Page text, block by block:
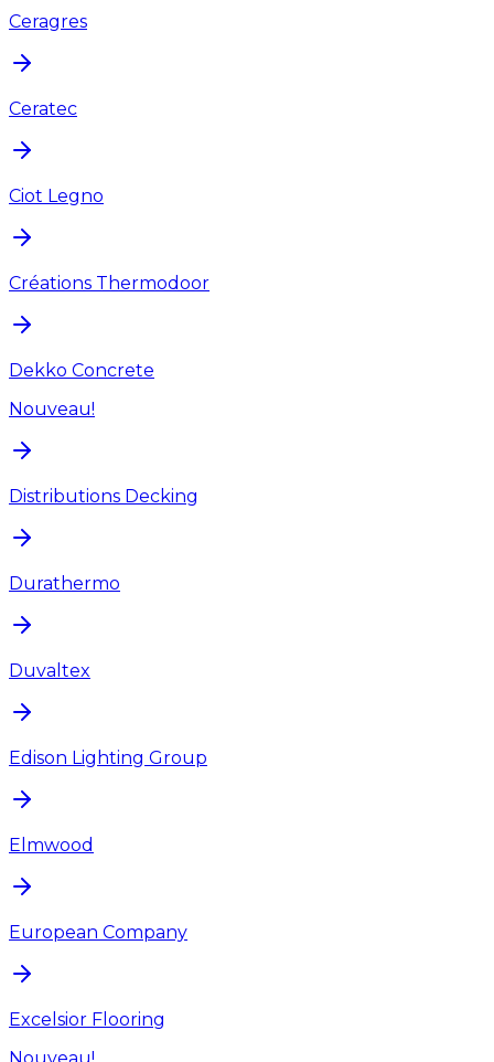
Ceragres
Ceratec
Ciot Legno
Créations Thermodoor
Dekko Concrete
Nouveau!
Distributions Decking
Durathermo
Duvaltex
Edison Lighting Group
Elmwood
European Company
Excelsior Flooring